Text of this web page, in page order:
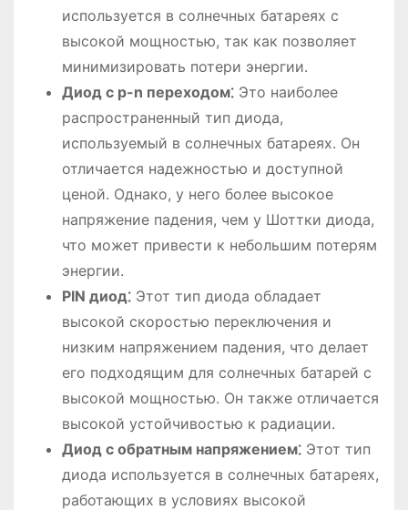
используется в солнечных батареях с
высокой мощностью, так как позволяет
минимизировать потери энергии.
Диод с p-n переходом⁚Это наиболее
распространенный тип диода,
используемый в солнечных батареях. Он
отличается надежностью и доступной
ценой. Однако, у него более высокое
напряжение падения, чем у Шоттки диода,
что может привести к небольшим потерям
энергии.
PIN диод⁚Этот тип диода обладает
высокой скоростью переключения и
низким напряжением падения, что делает
его подходящим для солнечных батарей с
высокой мощностью. Он также отличается
высокой устойчивостью к радиации.
Диод с обратным напряжением⁚Этот тип
диода используется в солнечных батареях,
работающих в условиях высокой